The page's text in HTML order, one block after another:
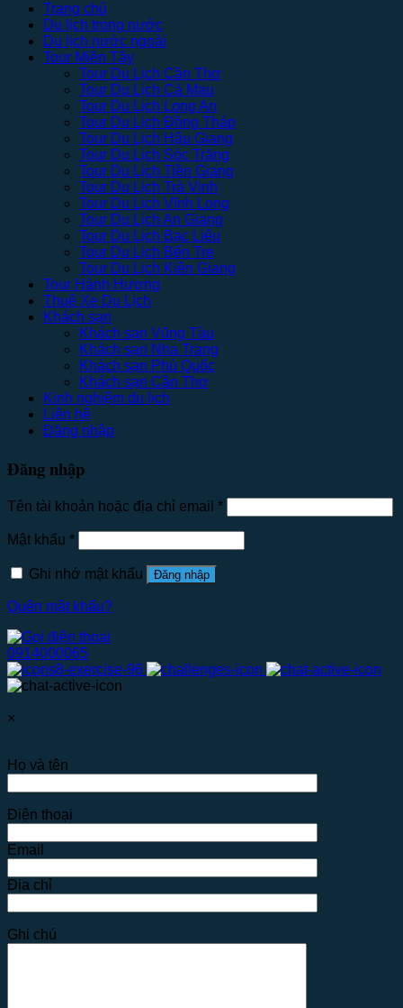
Trang chủ
Du lịch trong nước
Du lịch nước ngoài
Tour Miền Tây
Tour Du Lịch Cần Thơ
Tour Du Lịch Cà Mau
Tour Du Lịch Long An
Tour Du Lịch Đồng Tháp
Tour Du Lịch Hậu Giang
Tour Du Lịch Sóc Trăng
Tour Du Lịch Tiền Giang
Tour Du Lịch Trà Vinh
Tour Du Lịch Vĩnh Long
Tour Du Lịch An Giang
Tour Du Lịch Bạc Liêu
Tour Du Lịch Bến Tre
Tour Du Lịch Kiên Giang
Tour Hành Hương
Thuê Xe Du Lịch
Khách sạn
Khách sạn Vũng Tàu
Khách sạn Nha Trang
Khách sạn Phú Quốc
Khách sạn Cần Thơ
Kinh nghiệm du lịch
Liên hệ
Đăng nhập
Đăng nhập
Tên tài khoản hoặc địa chỉ email *
Mật khẩu *
Ghi nhớ mật khẩu Đăng nhập
Quên mật khẩu?
0914000065
×
Họ và tên
Điện thoại
Email
Địa chỉ
Ghi chú